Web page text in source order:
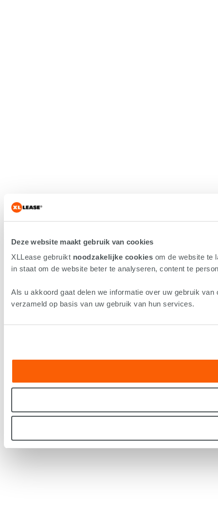
Deze website maakt gebruik van cookies
XLLease gebruikt noodzakelijke cookies om de website te
in staat om de website beter te analyseren, content te
Als u akkoord gaat delen we informatie over uw gebruik
verzameld op basis van uw gebruik van hun services.